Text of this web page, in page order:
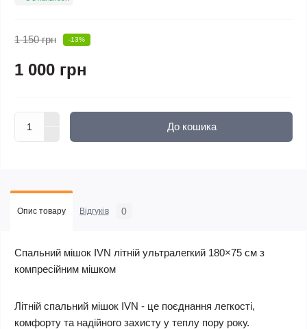
1 150 грн -13%
1 000 грн
До кошика
Опис товару Відгуків 0
Спальний мішок IVN літній ультралегкий 180×75 см з
компресійним мішком
Літній спальний мішок IVN - це поєднання легкості,
комфорту та надійного захисту у теплу пору року.